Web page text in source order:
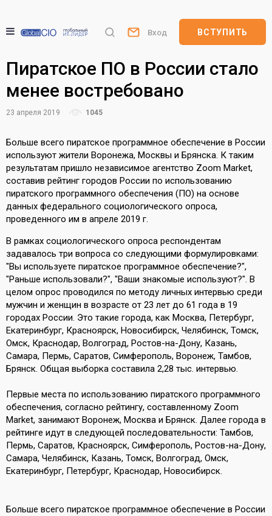
Вход ВСТУПИТЬ
Пиратское ПО в России стало
менее востребовано
23 апреля 2019 1045
Больше всего пиратское программное обеспечение в России
используют жители Воронежа, Москвы и Брянска. К таким
результатам пришло независимое агентство Zoom Market,
составив рейтинг городов России по использованию
пиратского программного обеспечения (ПО) на основе
данных федерального социологического опроса,
проведенного им в апреле 2019 г.
В рамках социологического опроса респондентам
задавалось три вопроса со следующими формулировками:
"Вы используете пиратское программное обеспечение?",
"Раньше использовали?", "Ваши знакомые используют?". В
целом опрос проводился по методу личных интервью среди
мужчин и женщин в возрасте от 23 лет до 61 года в 19
городах России. Это такие города, как Москва, Петербург,
Екатеринбург, Красноярск, Новосибирск, Челябинск, Томск,
Омск, Краснодар, Волгоград, Ростов-на-Дону, Казань,
Самара, Пермь, Саратов, Симферополь, Воронеж, Тамбов,
Брянск. Общая выборка составила 2,28 тыс. интервью.
Первые места по использованию пиратского программного
обеспечения, согласно рейтингу, составленному Zoom
Market, занимают Воронеж, Москва и Брянск. Далее города в
рейтинге идут в следующей последовательности: Тамбов,
Пермь, Саратов, Красноярск, Симферополь, Ростов-на-Дону,
Самара, Челябинск, Казань, Томск, Волгоград, Омск,
Екатеринбург, Петербург, Краснодар, Новосибирск.
Больше всего пиратское программное обеспечение в России